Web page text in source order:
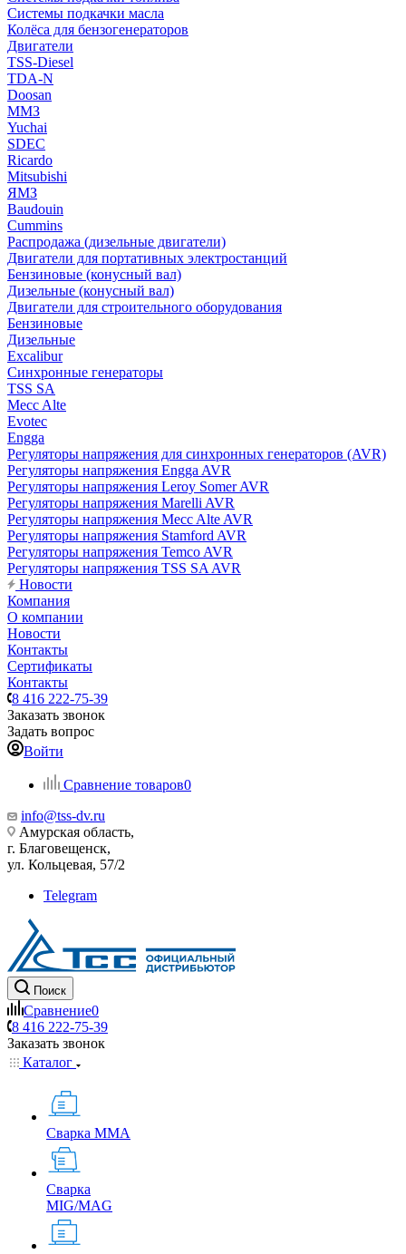
Системы подкачки масла
Колёса для бензогенераторов
Двигатели
TSS-Diesel
TDA-N
Doosan
ММЗ
Yuchai
SDEC
Ricardo
Mitsubishi
ЯМЗ
Baudouin
Cummins
Распродажа (дизельные двигатели)
Двигатели для портативных электростанций
Бензиновые (конусный вал)
Дизельные (конусный вал)
Двигатели для строительного оборудования
Бензиновые
Дизельные
Excalibur
Синхронные генераторы
TSS SA
Mecc Alte
Evotec
Engga
Регуляторы напряжения для синхронных генераторов (AVR)
Регуляторы напряжения Engga AVR
Регуляторы напряжения Leroy Somer AVR
Регуляторы напряжения Marelli AVR
Регуляторы напряжения Mecc Alte AVR
Регуляторы напряжения Stamford AVR
Регуляторы напряжения Temco AVR
Регуляторы напряжения TSS SA AVR
Новости
Компания
О компании
Новости
Контакты
Сертификаты
Контакты
8 416 222-75-39
Заказать звонок
Задать вопрос
Войти
Сравнение товаров0
info@tss-dv.ru
Амурская область,
г. Благовещенск,
ул. Кольцевая, 57/2
Telegram
Поиск
Сравнение0
8 416 222-75-39
Заказать звонок
Каталог
Сварка MMA
Сварка
MIG/MAG